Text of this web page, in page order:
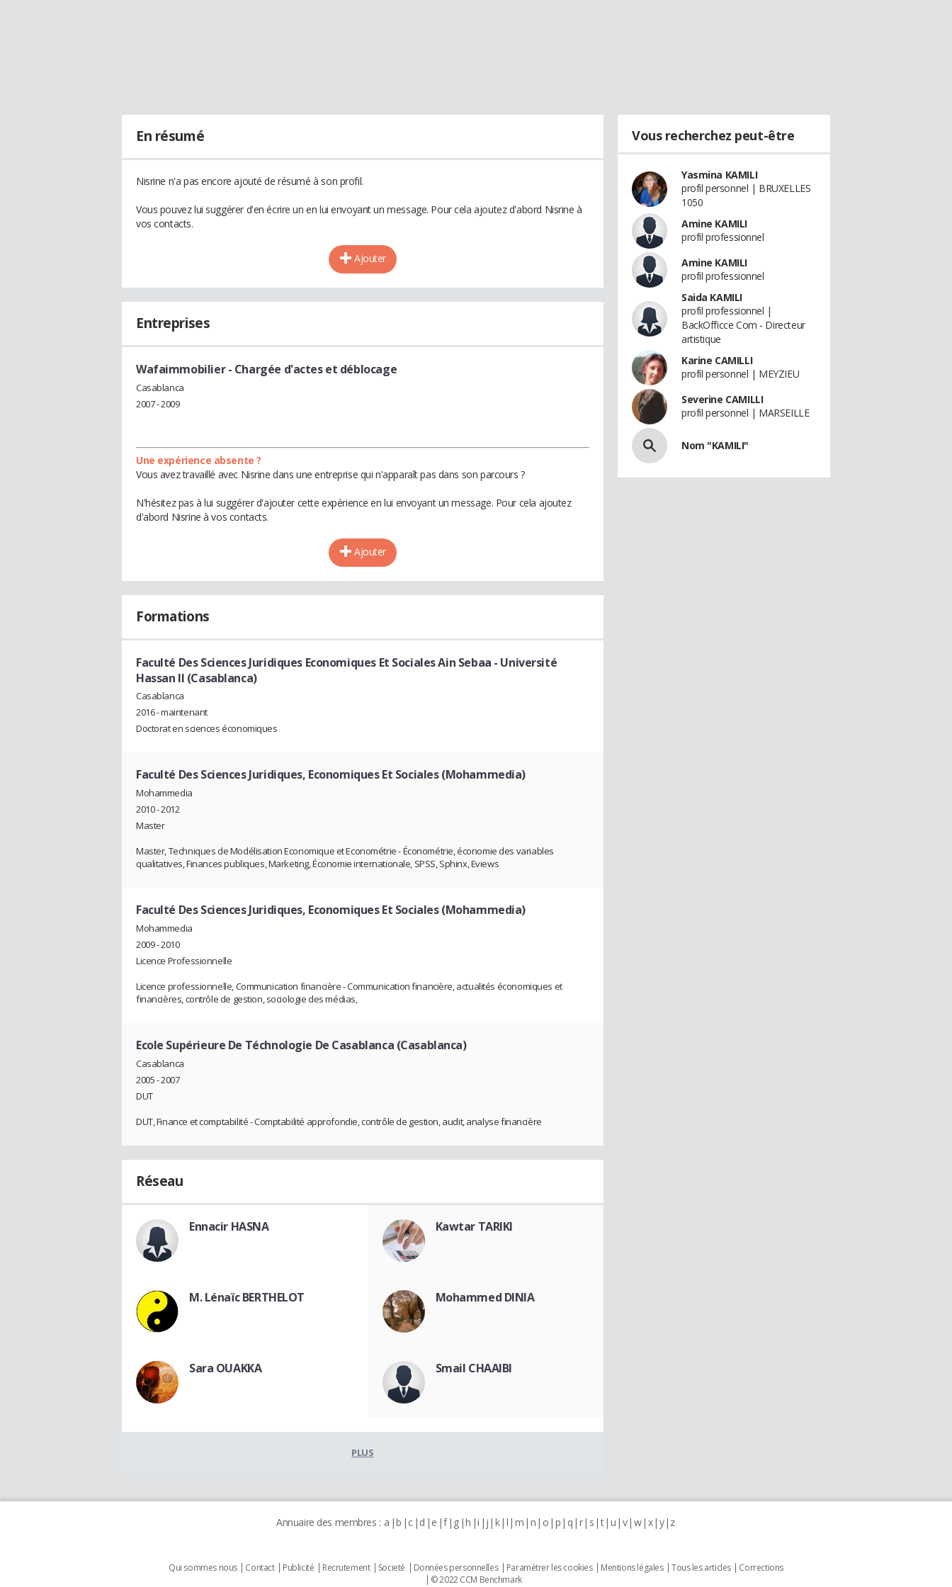
En résumé
Nisrine n'a pas encore ajouté de résumé à son profil.
Vous pouvez lui suggérer d'en écrire un en lui envoyant un message. Pour cela ajoutez d'abord Nisrine à
vos contacts.
Ajouter
Entreprises
Wafaimmobilier- Chargée d'actes et déblocage
Casablanca
2007 - 2009
Une expérience absente ?
Vous avez travaillé avec Nisrine dans une entreprise qui n'apparaît pas dans son parcours ?
N'hésitez pas à lui suggérer d'ajouter cette expérience en lui envoyant un message. Pour cela ajoutez
d'abord Nisrine à vos contacts.
Ajouter
Formations
Faculté Des Sciences Juridiques Economiques Et Sociales Ain Sebaa - Université
Hassan II (Casablanca)
Casablanca
2016 - maintenant
Doctorat en sciences économiques
Faculté Des Sciences Juridiques, Economiques Et Sociales (Mohammedia)
Mohammedia
2010 - 2012
Master
Master, Techniques de Modélisation Economique et Econométrie - Économétrie, économie des variables
qualitatives, Finances publiques, Marketing, Économie internationale, SPSS, Sphinx, Eviews
Faculté Des Sciences Juridiques, Economiques Et Sociales (Mohammedia)
Mohammedia
2009 - 2010
Licence Professionnelle
Licence professionnelle, Communication financière - Communication financière, actualités économiques et
financières, contrôle de gestion, sociologie des médias,
Ecole Supérieure De Téchnologie De Casablanca (Casablanca)
Casablanca
2005 - 2007
DUT
DUT, Finance et comptabilité - Comptabilité approfondie, contrôle de gestion, audit, analyse financière
Réseau
Ennacir HASNA Kawtar TARIKI
M. Lénaïc BERTHELOT Mohammed DINIA
Sara OUAKKA Smail CHAAIBI
PLUS
Vous recherchez peut-être
Yasmina KAMILI
profil personnel | BRUXELLES
1050
Amine KAMILI
profil professionnel
Amine KAMILI
profil professionnel
Saida KAMILI
profil professionnel |
BackOfficce Com - Directeur
artistique
Karine CAMILLI
profil personnel | MEYZIEU
Severine CAMILLI
profil personnel | MARSEILLE
Nom "KAMILI"
Annuaire des membres : a b c d e f g h i j k l m n o p q r s t u v w x y z
Qui sommes nous Contact Publicité Recrutement Societé Données personnelles Paramétrer les cookies Mentions légales Tous les articles
Corrections
© 2022 CCM Benchmark